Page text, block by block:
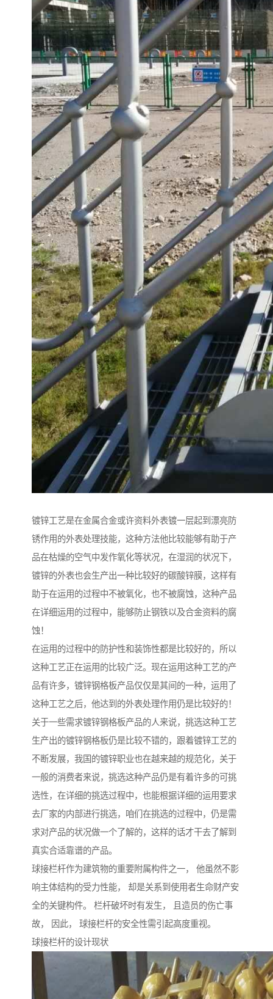
镀锌工艺是在金属合金或许资料外表镀一层起到漂亮防
锈作用的外表处理技能，这种方法他比较能够有助于产
品在枯燥的空气中发作氧化等状况，在湿润的状况下，
镀锌的外表也会生产出一种比较好的碳酸锌膜，这样有
助于在运用的过程中不被氧化，也不被腐蚀，这种产品
在详细运用的过程中，能够防止钢铁以及合金资料的腐
蚀！
在运用的过程中的防护性和装饰性都是比较好的，所以
这种工艺正在运用的比较广泛。现在运用这种工艺的产
品有许多，镀锌钢格板产品仅仅是其间的一种，运用了
这种工艺之后，他达到的外表处理作用仍是比较好的！
关于一些需求镀锌钢格板产品的人来说，挑选这种工艺
生产出的镀锌钢格板仍是比较不错的，跟着镀锌工艺的
不断发展，我国的镀锌职业也在越来越的规范化，关于
一般的消费者来说，挑选这种产品仍是有着许多的可挑
选性，在详细的挑选过程中，也能根据详细的运用要求
去厂家的内部进行挑选，咱们在挑选的过程中，仍是需
求对产品的状况做一个了解的，这样的话才干去了解到
真实合适靠谱的产品。
球接栏杆作为建筑物的重要附属构件之一， 他虽然不影
响主体结构的受力性能， 却是关系到使用者生命财产安
全的关键构件。 栏杆破坏时有发生， 且造员的伤亡事
故， 因此， 球接栏杆的安全性需引起高度重视。
球接栏杆的设计现状